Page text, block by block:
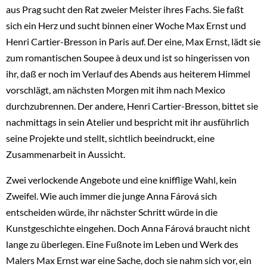
aus Prag sucht den Rat zweier Meister ihres Fachs. Sie faßt
sich ein Herz und sucht binnen einer Woche Max Ernst und
Henri Cartier-Bresson in Paris auf. Der eine, Max Ernst, lädt sie
zum romantischen Soupee à deux und ist so hingerissen von
ihr, daß er noch im Verlauf des Abends aus heiterem Himmel
vorschlägt, am nächsten Morgen mit ihm nach Mexico
durchzubrennen. Der andere, Henri Cartier-Bresson, bittet sie
nachmittags in sein Atelier und bespricht mit ihr ausführlich
seine Projekte und stellt, sichtlich beeindruckt, eine
Zusammenarbeit in Aussicht.
Zwei verlockende Angebote und eine knifflige Wahl, kein
Zweifel. Wie auch immer die junge Anna Fárová sich
entscheiden würde, ihr nächster Schritt würde in die
Kunstgeschichte eingehen. Doch Anna Fárová braucht nicht
lange zu überlegen. Eine Fußnote im Leben und Werk des
Malers Max Ernst war eine Sache, doch sie nahm sich vor, ein